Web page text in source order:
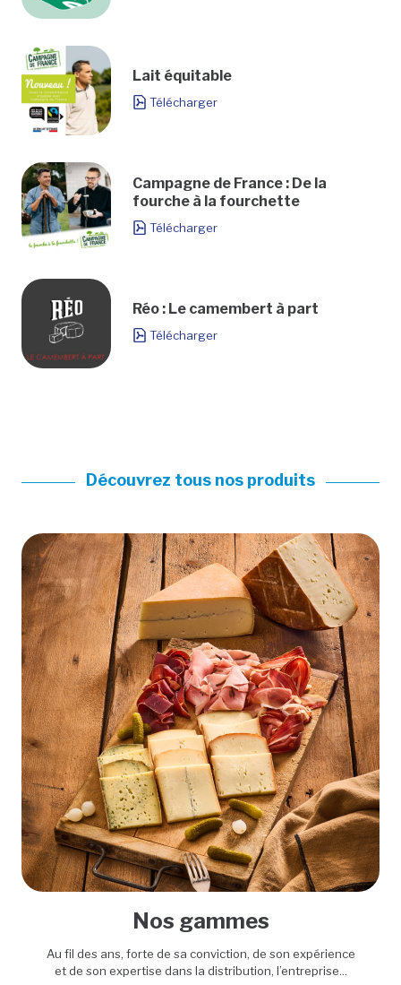
Lait équitable
Télécharger
Campagne de France : De la
fourche à la fourchette
Télécharger
Réo : Le camembert à part
Télécharger
Découvrez tous nos produits
Nos gammes
Au fil des ans, forte de sa conviction, de son expérience
et de son expertise dans la distribution, l’entreprise...